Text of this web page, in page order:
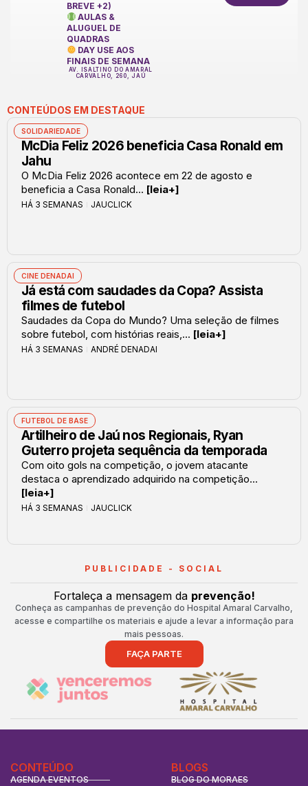
BREVE +2)
AULAS &
ALUGUEL DE
QUADRAS
DAY USE AOS
FINAIS DE SEMANA
AV. ISALTINO DO AMARAL
CARVALHO, 260, JAÚ
CONTEÚDOS EM DESTAQUE
SOLIDARIEDADE
McDia Feliz 2026 beneficia Casa Ronald em
Jahu
O McDia Feliz 2026 acontece em 22 de agosto e
beneficia a Casa Ronald... [leia+]
HÁ 3 SEMANAS JAUCLICK
CINE DENADAI
Já está com saudades da Copa? Assista
filmes de futebol
Saudades da Copa do Mundo? Uma seleção de filmes
sobre futebol, com histórias reais,... [leia+]
HÁ 3 SEMANAS ANDRÉ DENADAI
FUTEBOL DE BASE
Artilheiro de Jaú nos Regionais, Ryan
Guterro projeta sequência da temporada
Com oito gols na competição, o jovem atacante
destaca o aprendizado adquirido na competição...
[leia+]
HÁ 3 SEMANAS JAUCLICK
PUBLICIDADE - SOCIAL
Fortaleça a mensagem da prevenção!
Conheça as campanhas de prevenção do Hospital Amaral Carvalho,
acesse e compartilhe os materiais e ajude a levar a informação para
mais pessoas.
FAÇA PARTE
CONTEÚDO
AGENDA EVENTOS
BLOGS
BLOG DO MORAES